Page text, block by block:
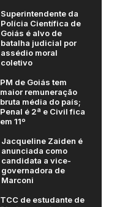
Superintendente da
Polícia Científica de
Goiás é alvo de
batalha judicial por
assédio moral
coletivo
PM de Goiás tem
maior remuneração
bruta média do país;
Penal é 2ª e Civil fica
em 11º
Jacqueline Zaiden é
anunciada como
candidata a vice-
governadora de
Marconi
TCC de estudante de